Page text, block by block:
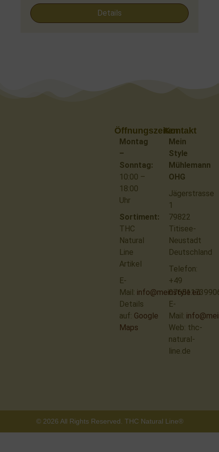
Details
Kontakt
Mein
Style
Mühlemann
OHG
Jägerstrasse
1
79822
Titisee-
Neustadt
Deutschland
Telefon:
+49
E-
Mail:
Web: thc-
natural-
line.de
Öffnungszeiten
Montag
–
Sonntag:
10:00 –
18:00
Uhr
Sortiment:
THC
Natural
Line
Artikel
E-
Mail: info@meinstyle.eu
Details
auf: Google
Maps
© 2026 All Rights Reserved. THC Natural Line®